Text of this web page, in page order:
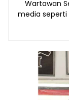
Wartawan
media seperti